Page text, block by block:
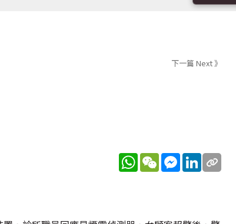
下一篇 Next 》
WhatsApp
WeChatMessenger
LinkedIn